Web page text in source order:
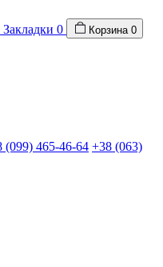
Закладки 0 Корзина 0
(099) 465-46-64 +38 (063)